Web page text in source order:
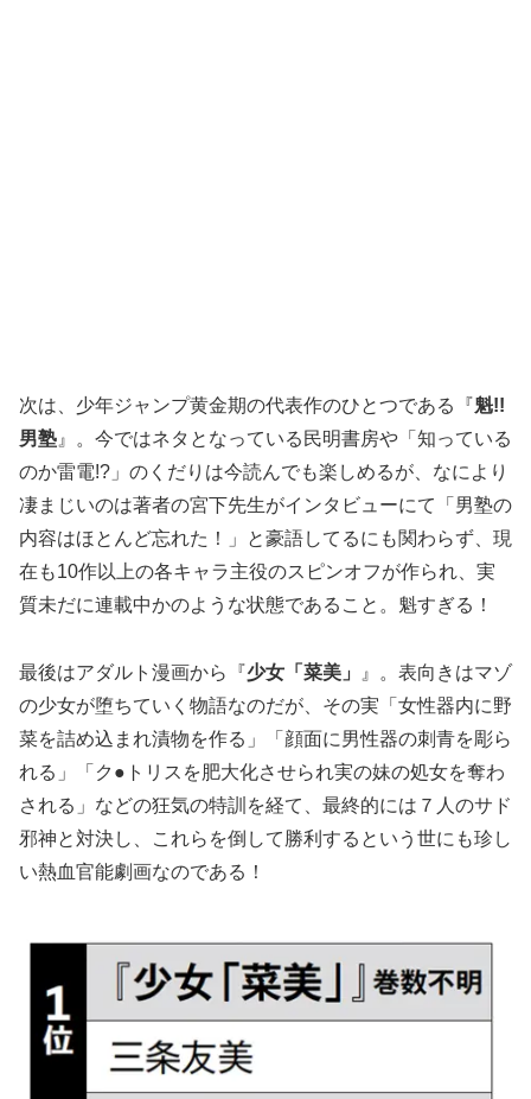
次は、少年ジャンプ黄金期の代表作のひとつである『魁!!
男塾 』。今ではネタとなっている民明書房や「知っている
のか雷電!?」のくだりは今読んでも楽しめるが、なにより
凄まじいのは著者の宮下先生がインタビューにて「男塾の
内容はほとんど忘れた！」と豪語してるにも関わらず、現
在も10作以上の各キャラ主役のスピンオフが作られ、実
質未だに連載中かのような状態であること。魁すぎる！
最後はアダルト漫画から『少女「菜美」
』。表向きはマゾ
の少女が堕ちていく物語なのだが、その実「女性器内に野
菜を詰め込まれ漬物を作る」「顔面に男性器の刺青を彫ら
れる」「ク●トリスを肥大化させられ実の妹の処女を奪わ
される」などの狂気の特訓を経て、最終的には７人のサド
邪神と対決し、これらを倒して勝利するという世にも珍し
い熱血官能劇画なのである！